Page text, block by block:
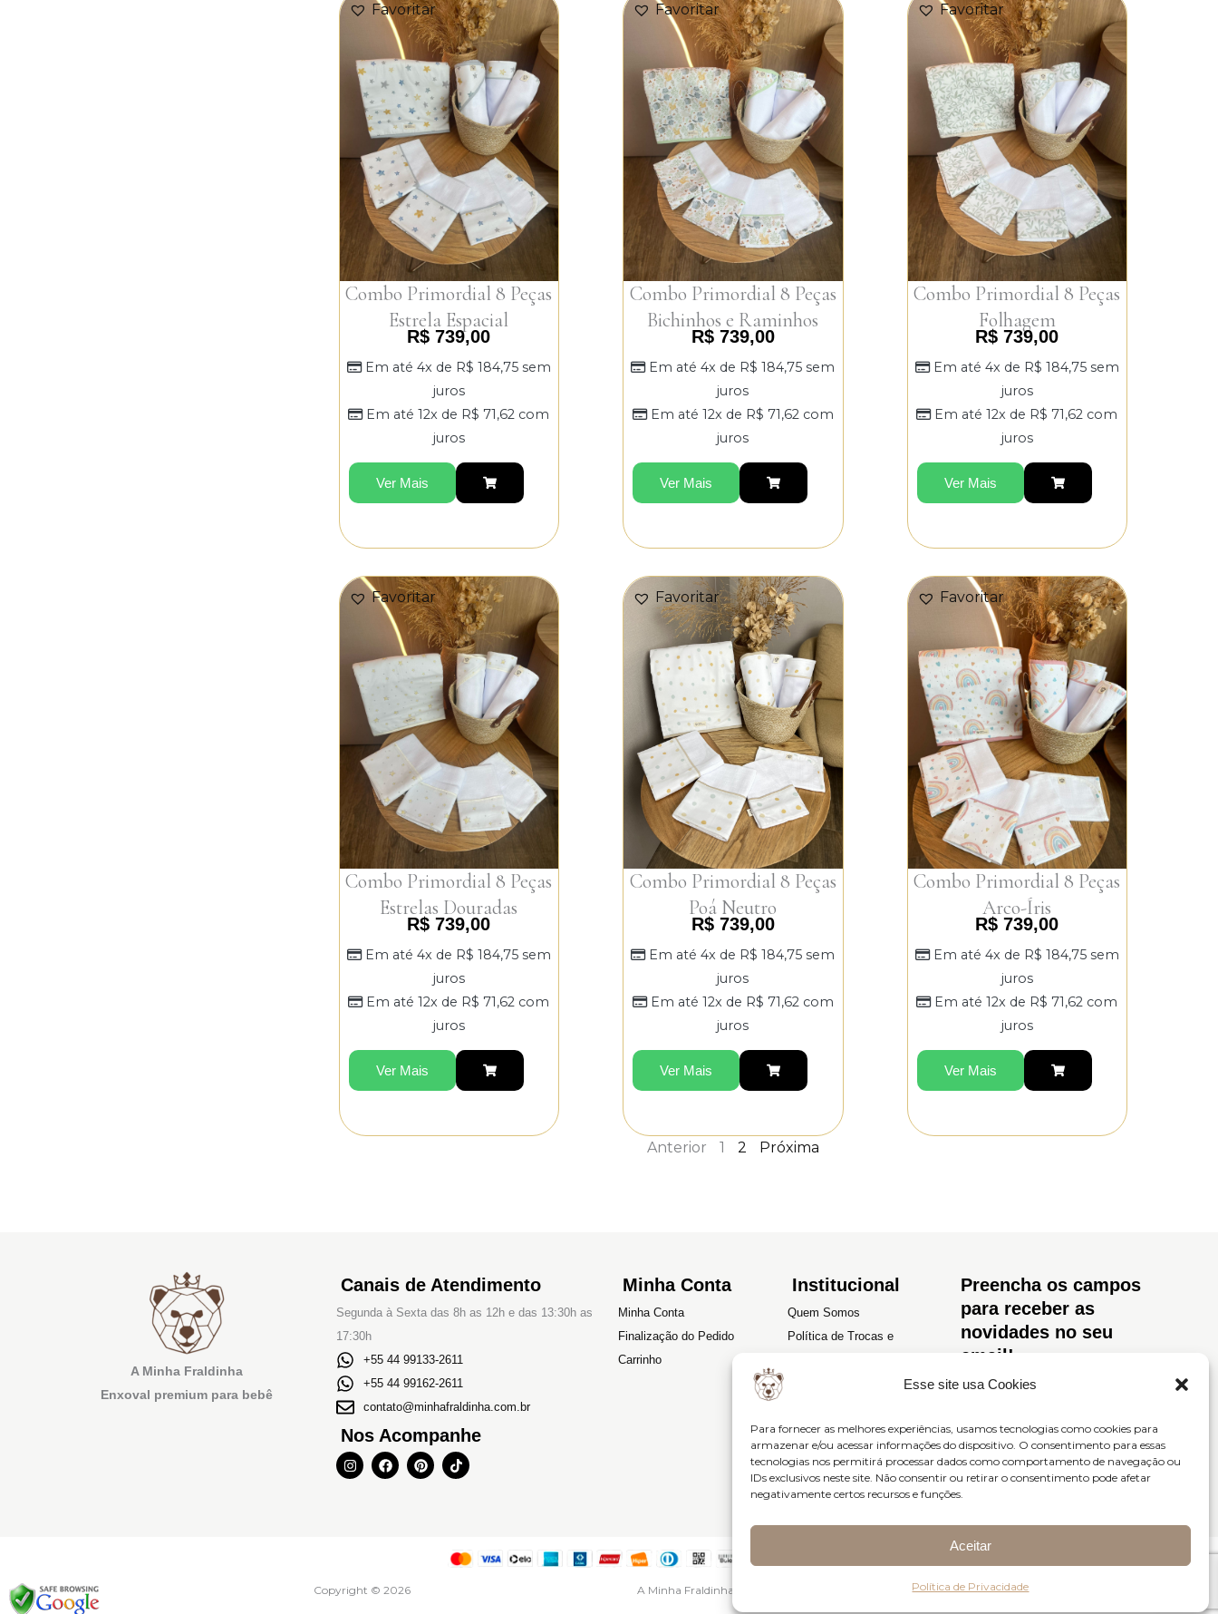
Esse site usa Cookies
Para fornecer as melhores experiências, usamos tecnologias como cookies para
armazenar e/ou acessar informações do dispositivo. O consentimento para essas
tecnologias nos permitirá processar dados como comportamento de navegação ou
IDs exclusivos neste site. Não consentir ou retirar o consentimento pode afetar
negativamente certos recursos e funções.
Aceitar
Política de Privacidade
Favoritar
Combo Primordial 8 Peças
Estrela Espacial
R$ 739,00
Em até 4x de R$ 184,75sem
juros
Em até 12x de R$ 71,62 com
juros
Ver Mais
Favoritar
Combo Primordial 8 Peças
Bichinhos e Raminhos
R$739,00
Em até 4x de R$ 184,75 sem
juros
Em até 12x de R$ 71,62com
juros
Ver Mais
Favoritar
Combo Primordial 8 Peças
Folhagem
R$ 739,00
Em até 4x de R$ 184,75sem
juros
Em até 12x de R$ 71,62 com
juros
Ver Mais
Favoritar
Combo Primordial 8 Peças
Estrelas Douradas
R$ 739,00
Em até 4x de R$ 184,75sem
juros
Em até 12x de R$ 71,62 com
juros
Ver Mais
Favoritar
Combo Primordial 8 Peças
Poá Neutro
R$739,00
Em até 4x de R$ 184,75 sem
juros
Em até 12x de R$ 71,62com
juros
Ver Mais
Favoritar
Combo Primordial 8 Peças
Arco-Íris
R$ 739,00
Em até 4x de R$ 184,75sem
juros
Em até 12x de R$ 71,62 com
juros
Ver Mais
Anterior 1 2 Próxima
A Minha Fraldinha
Enxoval premium para bebê
Canais de Atendimento
Segunda à Sexta das 8h as 12h e das 13:30h as
17:30h
+55 44 99133-2611
+55 44 99162-2611
contato@minhafraldinha.com.br
Nos Acompanhe
I
n
F
a
P
i
T
i
Minha Conta
Minha Conta
Finalização do Pedido
Carrinho
Institucional
Quem Somos
Política de Trocas e
Política de Privacidade
Preencha os campos
para receber as
novidades no seu
email!
Copyright © 2026 A Minha Fraldinha – CNPJ: 46.652.493/0001-45